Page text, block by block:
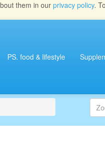
them in our privacy policy.
PS. food & lifestyle